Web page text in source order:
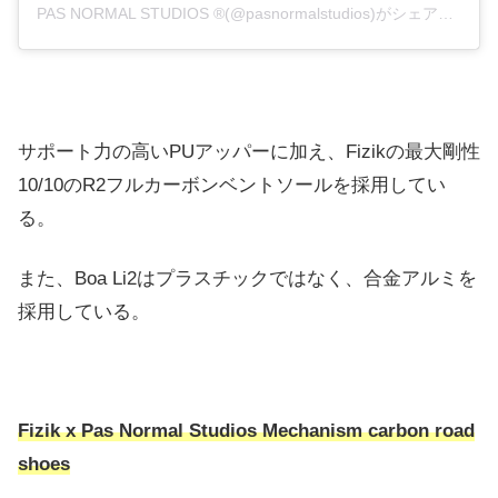
サポート力の高いPUアッパーに加え、Fizikの最大剛性
10/10のR2フルカーボンベントソールを採用してい
る。
また、Boa Li2はプラスチックではなく、合金アルミを
採用している。
Fizik x Pas Normal Studios Mechanism carbon road
shoes